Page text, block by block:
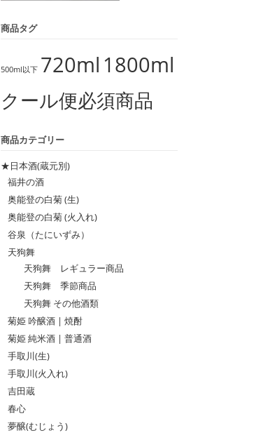
商品タグ
500ml以下 720ml 1800ml
クール便必須商品
商品カテゴリー
★日本酒(蔵元別)
福井の酒
奥能登の白菊 (生)
奥能登の白菊 (火入れ)
谷泉（たにいずみ）
天狗舞
天狗舞 レギュラー商品
天狗舞 季節商品
天狗舞 その他酒類
菊姫 吟醸酒 | 焼酎
菊姫 純米酒 | 普通酒
手取川(生)
手取川(火入れ)
吉田蔵
春心
夢醸(むじょう)